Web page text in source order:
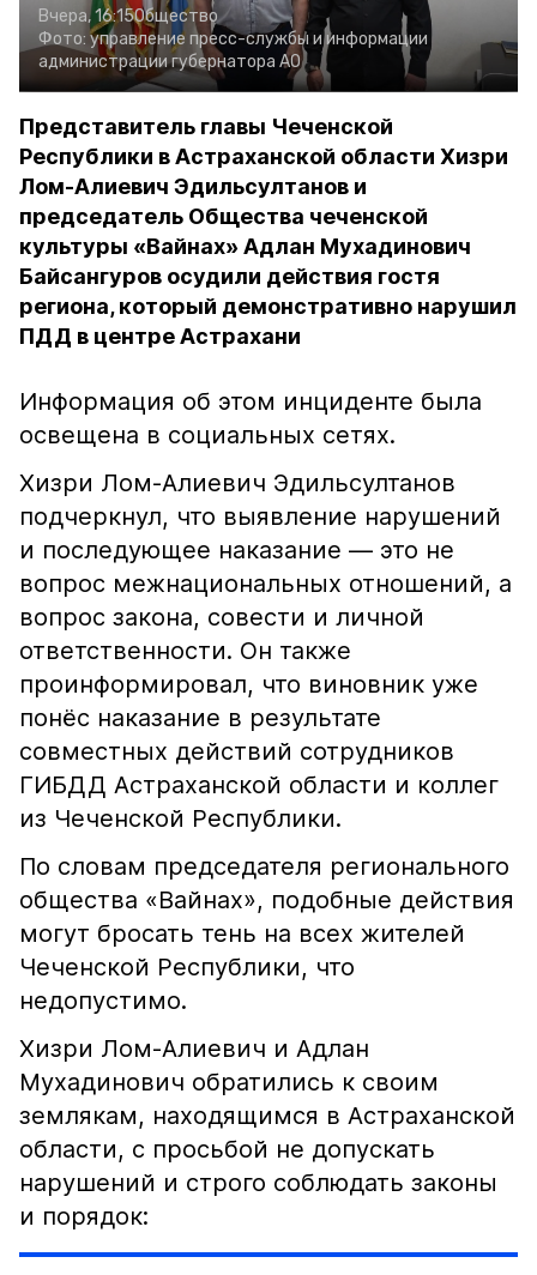
Вчера, 16:15Общество
Фото: управление пресс-службы и информации
администрации губернатора АО
Представитель главы Чеченской
Республики в Астраханской области Хизри
Лом-Алиевич Эдильсултанов и
председатель Общества чеченской
культуры «Вайнах» Адлан Мухадинович
Байсангуров осудили действия гостя
региона, который демонстративно нарушил
ПДД в центре Астрахани
Информация об этом инциденте была
освещена в социальных сетях.
Хизри Лом-Алиевич Эдильсултанов
подчеркнул, что выявление нарушений
и последующее наказание — это не
вопрос межнациональных отношений, а
вопрос закона, совести и личной
ответственности. Он также
проинформировал, что виновник уже
понёс наказание в результате
совместных действий сотрудников
ГИБДД Астраханской области и коллег
из Чеченской Республики.
По словам председателя регионального
общества «Вайнах», подобные действия
могут бросать тень на всех жителей
Чеченской Республики, что
недопустимо.
Хизри Лом-Алиевич и Адлан
Мухадинович обратились к своим
землякам, находящимся в Астраханской
области, с просьбой не допускать
нарушений и строго соблюдать законы
и порядок: